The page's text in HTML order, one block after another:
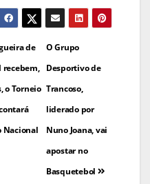
O Grupo
Desportivo de
Trancoso,
liderado por
Nuno Joana, vai
apostar no
Basquetebol
de
recebem,
o Torneio
Nacional